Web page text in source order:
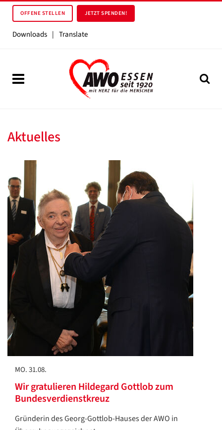
OFFENE STELLEN JETZT SPENDEN!
Downloads | Translate
Aktuelles
MO. 31.08.
Wir gratulieren Hildegard Gottlob zum
Bundesverdienstkreuz
Gründerin des Georg-Gottlob-Hauses der AWO in